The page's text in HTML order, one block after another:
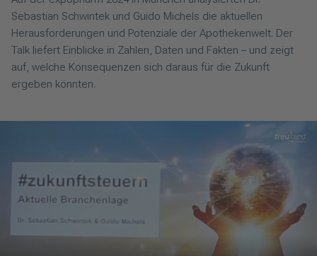
Sebastian Schwintek und Guido Michels die aktuellen
Herausforderungen und Potenziale der Apothekenwelt. Der
Talk liefert Einblicke in Zahlen, Daten und Fakten – und zeigt
auf, welche Konsequenzen sich daraus für die Zukunft
ergeben könnten.